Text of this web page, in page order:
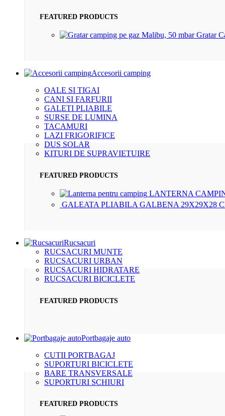
FEATURED PRODUCTS
Gratar
Accesorii camping
OALE SI TIGAI
CANI SI FARFURII
GALETI PLIABILE
SURSE DE LUMINA
TACAMURI
LAZI FRIGORIFICE
DUS SOLAR
KITURI DE SUPRAVIETUIRE
FEATURED PRODUCTS
LANTERNA
GALEATA PLIABILA GALBENA 29X29X28
Rucsacuri
RUCSACURI MUNTE
RUCSACURI URBAN
RUCSACURI HIDRATARE
RUCSACURI BICICLETE
FEATURED PRODUCTS
Portbagaje auto
CUTII PORTBAGAJ
SUPORTURI BICICLETE
BARE TRANSVERSALE
SUPORTURI SCHIURI
FEATURED PRODUCTS